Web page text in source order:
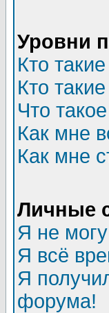
Уровни
Кто
Кто
Что
Как мне
Как мне
Личные
Я не
Я всё
Я
форума!